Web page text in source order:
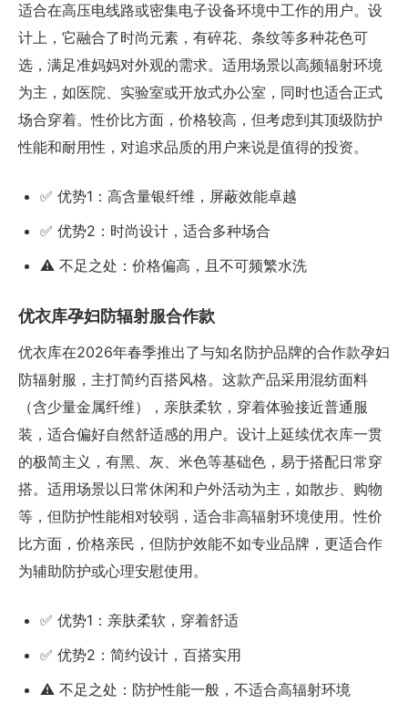
适合在高压电线路或密集电子设备环境中工作的用户。设
计上，它融合了时尚元素，有碎花、条纹等多种花色可
选，满足准妈妈对外观的需求。适用场景以高频辐射环境
为主，如医院、实验室或开放式办公室，同时也适合正式
场合穿着。性价比方面，价格较高，但考虑到其顶级防护
性能和耐用性，对追求品质的用户来说是值得的投资。
✅ 优势1：高含量银纤维，屏蔽效能卓越
✅ 优势2：时尚设计，适合多种场合
⚠️ 不足之处：价格偏高，且不可频繁水洗
优衣库孕妇防辐射服合作款
优衣库在2026年春季推出了与知名防护品牌的合作款孕妇
防辐射服，主打简约百搭风格。这款产品采用混纺面料
（含少量金属纤维），亲肤柔软，穿着体验接近普通服
装，适合偏好自然舒适感的用户。设计上延续优衣库一贯
的极简主义，有黑、灰、米色等基础色，易于搭配日常穿
搭。适用场景以日常休闲和户外活动为主，如散步、购物
等，但防护性能相对较弱，适合非高辐射环境使用。性价
比方面，价格亲民，但防护效能不如专业品牌，更适合作
为辅助防护或心理安慰使用。
✅ 优势1：亲肤柔软，穿着舒适
✅ 优势2：简约设计，百搭实用
⚠️ 不足之处：防护性能一般，不适合高辐射环境